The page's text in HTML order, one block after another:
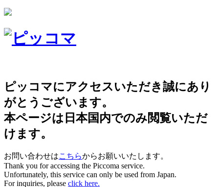
ピッコマにアクセスいただき誠にあり
がとうございます。
本ページは日本国内でのみ閲覧いただ
けます。
お問い合わせはこちらからお願いいたします。
Thank you for accessing the Piccoma service.
Unfortunately, this service can only be used from Japan.
For inquiries, please click here.